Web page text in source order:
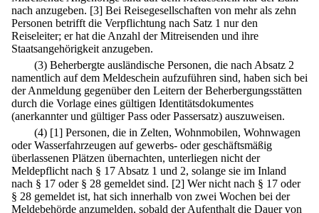
nach anzugeben. [3] Bei Reisegesellschaften von mehr als zehn
Personen betrifft die Verpflichtung nach Satz 1 nur den
Reiseleiter; er hat die Anzahl der Mitreisenden und ihre
Staatsangehörigkeit anzugeben.
(3) Beherbergte ausländische Personen, die nach Absatz 2
namentlich auf dem Meldeschein aufzuführen sind, haben sich bei
der Anmeldung gegenüber den Leitern der Beherbergungsstätten
durch die Vorlage eines gültigen Identitätsdokumentes
(anerkannter und gültiger Pass oder Passersatz) auszuweisen.
(4) [1] Personen, die in Zelten, Wohnmobilen, Wohnwagen
oder Wasserfahrzeugen auf gewerbs- oder geschäftsmäßig
überlassenen Plätzen übernachten, unterliegen nicht der
Meldepflicht nach § 17 Absatz 1 und 2, solange sie im Inland
nach § 17 oder § 28 gemeldet sind. [2] Wer nicht nach § 17 oder
§ 28 gemeldet ist, hat sich innerhalb von zwei Wochen bei der
Meldebehörde anzumelden, sobald der Aufenthalt die Dauer von